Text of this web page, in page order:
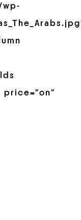
price=”on”